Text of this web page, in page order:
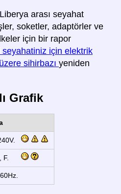
arası seyahat
soketler, adaptörler ve
için bir rapor
seyahatiniz için elektrik
sihirbazı yeniden
Grafik
F.